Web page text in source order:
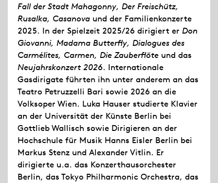
Fall der Stadt Mahagonny, Der Freischütz,
Rusalka, Casanova und der Familienkonzerte
2025. In der Spielzeit 2025/26 dirigiert er Don
Giovanni, Madama Butterfly, Dialogues des
Carmélites, Carmen, Die Zauberflöte und das
Neujahrskonzert 2026. Internationale
Gasdirigate führten ihn unter anderem an das
Teatro Petruzzelli Bari sowie 2026 an die
Volksoper Wien. Luka Hauser studierte Klavier
an der Universität der Künste Berlin bei
Gottlieb Wallisch sowie Dirigieren an der
Hochschule für Musik Hanns Eisler Berlin bei
Markus Stenz und Alexander Vitlin. Er
dirigierte u.a. das Konzerthausorchester
Berlin, das Tokyo Philharmonic Orchestra, das